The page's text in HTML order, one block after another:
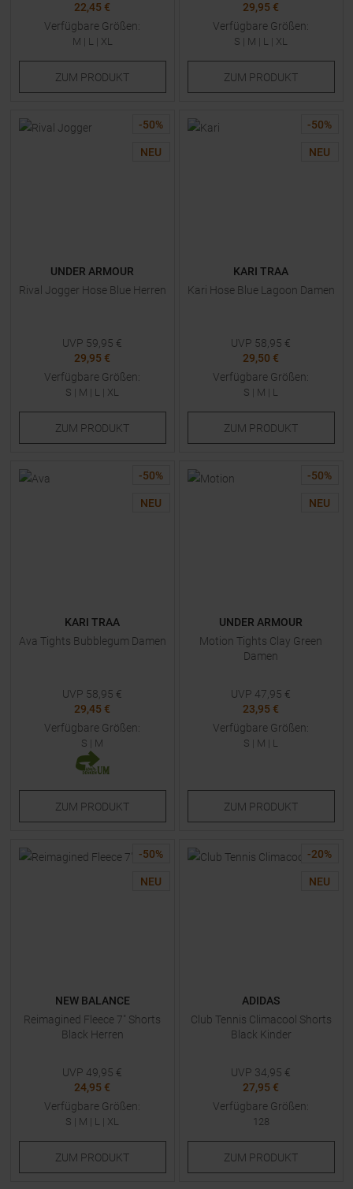
22,45 €
Verfügbare Größen:
M | L | XL
ZUM PRODUKT
29,95 €
Verfügbare Größen:
S | M | L | XL
ZUM PRODUKT
-50%
NEU
UNDER ARMOUR
Rival Jogger Hose Blue Herren
UVP 59,95 €
29,95 €
Verfügbare Größen:
S | M | L | XL
ZUM PRODUKT
-50%
NEU
KARI TRAA
Kari Hose Blue Lagoon Damen
UVP 58,95 €
29,50 €
Verfügbare Größen:
S | M | L
ZUM PRODUKT
-50%
NEU
KARI TRAA
Ava Tights Bubblegum Damen
UVP 58,95 €
29,45 €
Verfügbare Größen:
S | M
ZUM PRODUKT
-50%
NEU
UNDER ARMOUR
Motion Tights Clay Green
Damen
UVP 47,95 €
23,95 €
Verfügbare Größen:
S | M | L
ZUM PRODUKT
-50%
NEU
NEW BALANCE
Reimagined Fleece 7" Shorts
Black Herren
UVP 49,95 €
24,95 €
Verfügbare Größen:
S | M | L | XL
ZUM PRODUKT
-20%
NEU
ADIDAS
Club Tennis Climacool Shorts
Black Kinder
UVP 34,95 €
27,95 €
Verfügbare Größen:
128
ZUM PRODUKT